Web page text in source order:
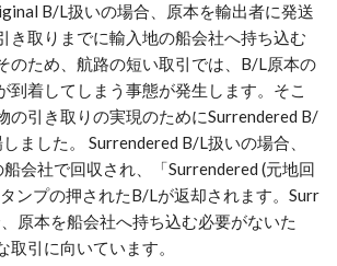
B/L扱いの場合、原本を輸出者に発送
き取りまでに輸入地の船会社へ持ち込む
のため、航路の短い取引では、B/L原本の
到着してしまう事態が発生します。そこ
の引き取りの実現のためにSurrendered B/
ました。 Surrendered B/L扱いの場合、
会社で回収され、「Surrendered (元地回
ンプの押されたB/Lが返却されます。Surr
原本を船会社へ持ち込む必要がないた
引に向いています。